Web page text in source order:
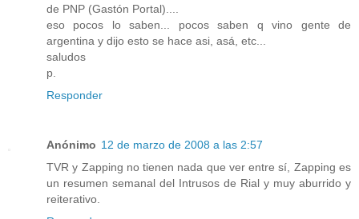
de PNP (Gastón Portal)....
eso pocos lo saben... pocos saben q vino gente de
argentina y dijo esto se hace asi, asá, etc...
saludos
p.
Responder
Anónimo 12 de marzo de 2008 a las 2:57
TVR y Zapping no tienen nada que ver entre sí, Zapping es
un resumen semanal del Intrusos de Rial y muy aburrido y
reiterativo.